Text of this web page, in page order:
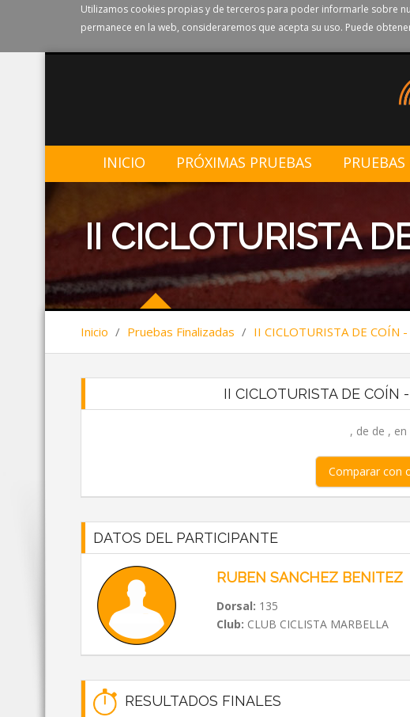
Utilizamos cookies propias y de terceros para poder informarle sobre
permanece en la web, consideraremos que acepta su uso. Puede
INICIO PRÓXIMAS PRUEBAS
II CICLOTURISTA
Inicio / Pruebas Finalizadas / II CICLOTURISTA DE COÍN
II CICLOTURISTA DE COÍN
, de de ,
Comparar con
DATOS DEL PARTICIPANTE
RUBEN SANCHEZ BENITEZ
Dorsal: 135
Club: CLUB CICLISTA MARBELLA
RESULTADOS FINALES